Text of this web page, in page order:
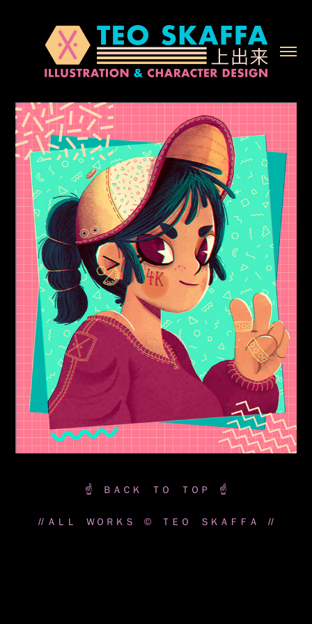
☝️ ＢＡＣＫ ＴＯ ＴＯＰ ☝️
// ＡＬＬ ＷＯＲＫＳ © ＴＥＯ ＳＫＡＦＦＡ //